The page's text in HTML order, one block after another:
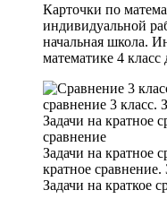
Карточки по
индивидуальной
начальная школа.
математике 4 класс
Задачи на кратное
кратное сравнение.
Задачи на краткое